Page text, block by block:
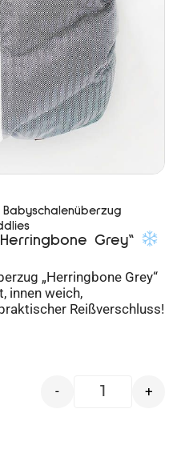
Grey“
„Herringbone Grey“
innen weich,
Reißverschluss!
- +